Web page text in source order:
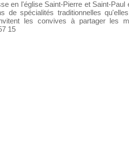
en l'église Saint-Pierre et Saint-
de spécialités traditionnelles
les convives à partager les
15